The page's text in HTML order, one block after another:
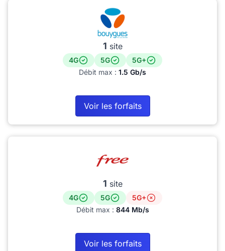
1 site
4G 5G
5G+
Débit max : 1.5 Gb/s
Voir les forfaits
1 site
4G 5G
5G+
Débit max : 844 Mb/s
Voir les forfaits